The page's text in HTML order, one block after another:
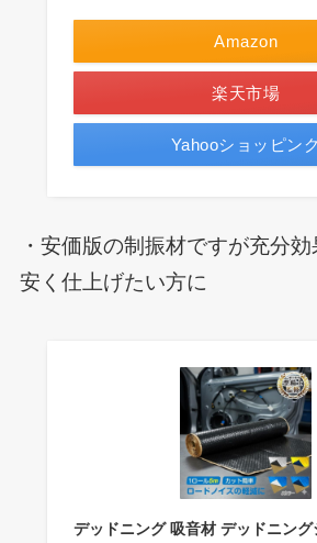
Amazon
楽天市場
Yahooショッピン
・安価版の制振材ですが充分効
安く仕上げたい方に
デッドニング 吸音材 デッドニン